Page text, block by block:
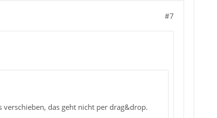
#7
das geht nicht per drag&drop.